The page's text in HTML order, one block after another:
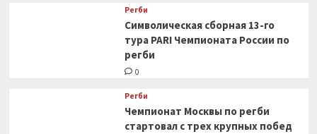
Регби
Символическая сборная 13-го
тура PARI Чемпионата России по
регби
0
Регби
Чемпионат Москвы по регби
стартовал с трех крупных побед